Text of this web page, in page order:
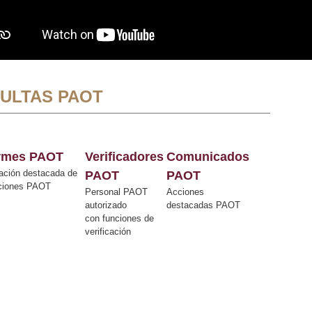
PAOT
PAOT
destacada de
PAOT
Verificadores
PAOT
Personal PAOT
autorizado
con funciones de
verificación
Comunicados
PAOT
Acciones
destacadas PAOT